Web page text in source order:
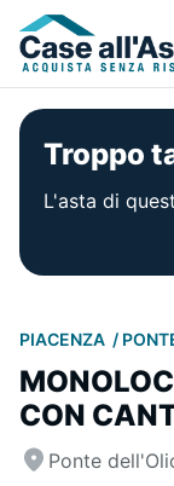
Troppo
L'asta di
PIACENZA
CON
Ponte